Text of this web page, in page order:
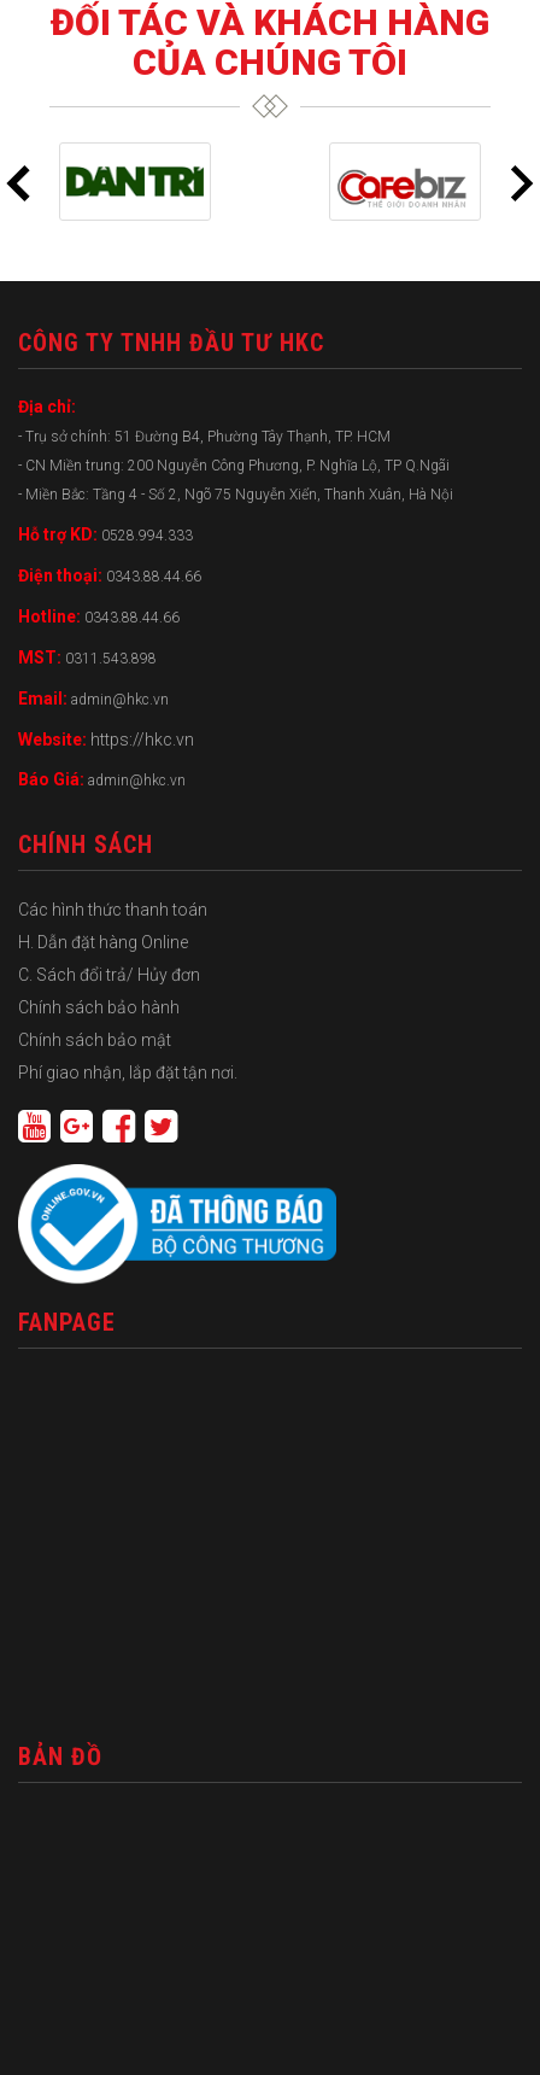
ĐỐI TÁC VÀ KHÁCH HÀNG
CỦA CHÚNG TÔI
CÔNG TY TNHH ĐẦU TƯ HKC
Địa chỉ:
- Trụ sở chính: 51 Đường B4, Phường Tây Thạnh, TP. HCM
- CN Miền trung: 200 Nguyễn Công Phương, P. Nghĩa Lộ, TP Q.Ngãi
- Miền Bắc: Tầng 4 - Số 2, Ngõ 75 Nguyễn Xiển, Thanh Xuân, Hà Nội
Hỗ trợ KD: 0528.994.333
Điện thoại: 0343.88.44.66
Hotline: 0343.88.44.66
MST: 0311.543.898
Email: admin@hkc.vn
Website: https://hkc.vn
Báo Giá: admin@hkc.vn
CHÍNH SÁCH
Các hình thức thanh toán
H. Dẫn đặt hàng Online
C. Sách đổi trả/ Hủy đơn
Chính sách bảo hành
Chính sách bảo mật
Phí giao nhận, lắp đặt tận nơi.
FANPAGE
BẢN ĐỒ